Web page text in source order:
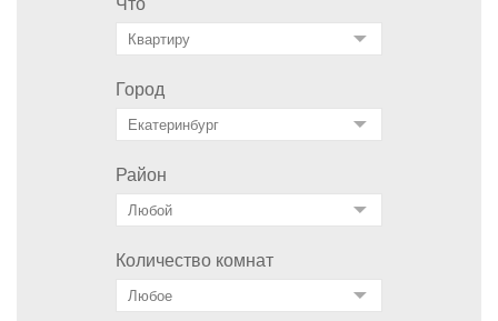
Что
Город
Район
Количество комнат